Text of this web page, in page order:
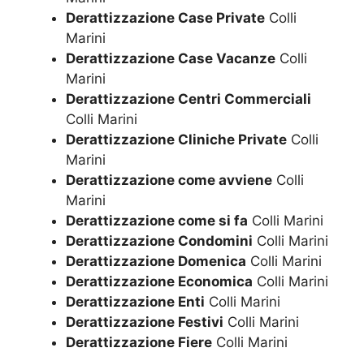
Derattizzazione Case Private Colli
Marini
Derattizzazione Case Vacanze Colli
Marini
Derattizzazione Centri Commerciali
Colli Marini
Derattizzazione Cliniche Private Colli
Marini
Derattizzazione come avviene Colli
Marini
Derattizzazione come si fa Colli Marini
Derattizzazione Condomini Colli Marini
Derattizzazione Domenica Colli Marini
Derattizzazione Economica Colli Marini
Derattizzazione Enti Colli Marini
Derattizzazione Festivi Colli Marini
Derattizzazione Fiere Colli Marini